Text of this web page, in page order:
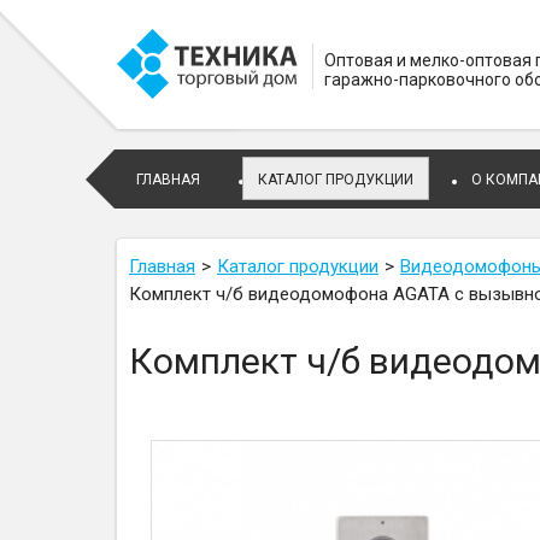
Оптовая и мелко-оптовая
гаражно-парковочного
ГЛАВНАЯ КАТАЛОГ ПРОДУКЦИИ О
Главная Каталог продукции
Видеодомофоны
Комплект ч/б видеодомофона AGATA c
Комплект ч/б